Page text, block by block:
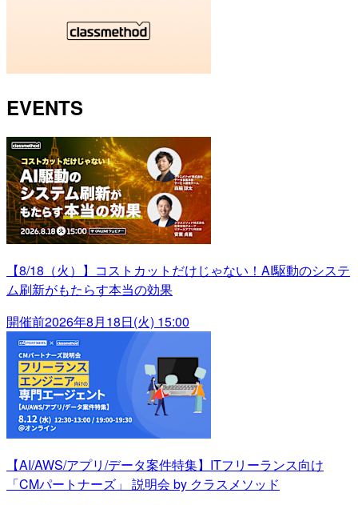
EVENTS
【8/18（火）】コストカットだけじゃない！AI駆動のシステ
ム刷新がもたらす本当の効果
開催前2026年8月18日(火) 15:00
【AI/AWS/アプリ/データ案件特集】ITフリーランス向け
「CMパートナーズ」 説明会 by クラスメソッド